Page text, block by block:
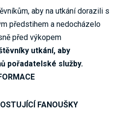
aby na utkání dorazili s
předstihem a nedocházelo
před výkopem
utkání, aby
pořadatelské služby.
FANOUŠKY